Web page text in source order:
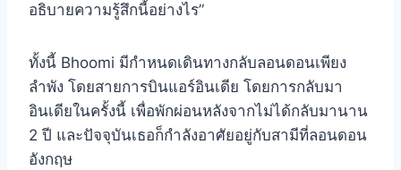
อธิบายความรู้สึกนี้อย่างไร”
ทั้งนี้ Bhoomi มีกำหนดเดินทางกลับลอนดอนเพียง
ลำพัง โดยสายการบินแอร์อินเดีย โดยการกลับมา
อินเดียในครั้งนี้ เพื่อพักผ่อนหลังจากไม่ได้กลับมานาน
2 ปี และปัจจุบันเธอก็กำลังอาศัยอยู่กับสามีที่ลอนดอน
อังกฤษ